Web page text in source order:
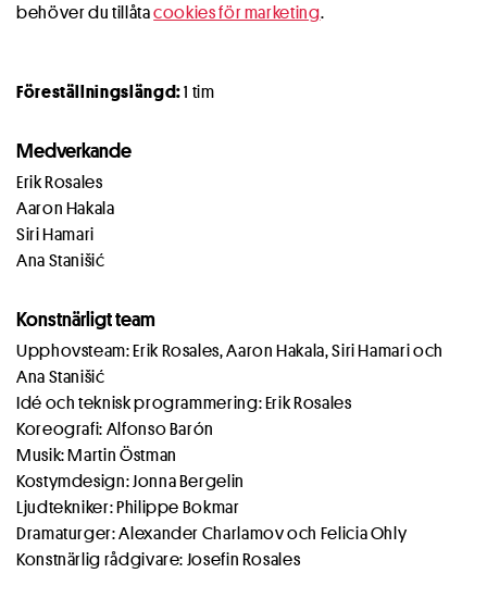
behöver du tillåtacookies för marketing.
Föreställningslängd:1 tim
Medverkande
Erik Rosales
Aaron Hakala
Siri Hamari
Ana Stanišić
Konstnärligt team
Upphovsteam: Erik Rosales, Aaron Hakala, Siri Hamari och
Ana Stanišić
Idé och teknisk programmering: Erik Rosales
Koreografi: Alfonso Barón
Musik: Martin Östman
Kostymdesign: Jonna Bergelin
Ljudtekniker: Philippe Bokmar
Dramaturger: Alexander Charlamov och Felicia Ohly
Konstnärlig rådgivare: Josefin Rosales